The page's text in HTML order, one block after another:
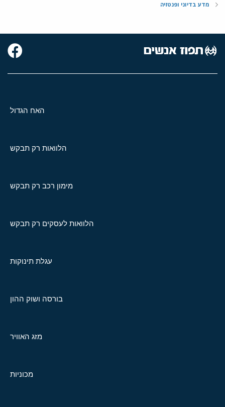
מדע בדיוני ופנטזיה
האח הגדול
הלוואות רק תבקש
מימון רכב רק תבקש
הלוואות לעסקים רק תבקש
עגלת תינוקות
בורסה ושוק ההון
מזג האוויר
מכוניות